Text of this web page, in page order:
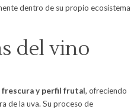
dentro de su propio ecosistema
del vino
frescura y perfil frutal, ofreciendo
de la uva. Su proceso de